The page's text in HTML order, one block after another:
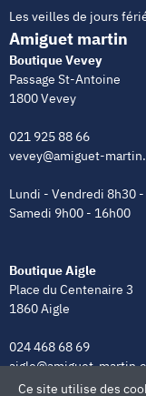
Les veilles de jours
Amiguet martin
Boutique Vevey
Passage St-Antoine
1800 Vevey
021 925 88 66
vevey@amiguet-
Lundi - Vendredi 8h30
Samedi 9h00 - 16h00
Boutique Aigle
Place du Centenaire 3
1860 Aigle
024 468 68 69
aigle@amiguet-
Ce site utilise des